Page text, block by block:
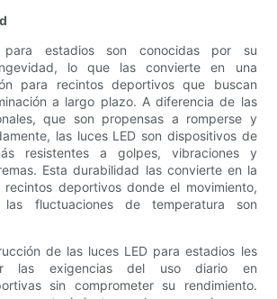
estadios son conocidas por su
lo que las convierte en una
para recintos deportivos que buscan
a largo plazo. A diferencia de las
que son propensas a romperse y
las luces LED son dispositivos de
resistentes a golpes, vibraciones y
Esta durabilidad las convierte en la
deportivos donde el movimiento,
fluctuaciones de temperatura son
de las luces LED para estadios les
las exigencias del uso diario en
sin comprometer su rendimiento.